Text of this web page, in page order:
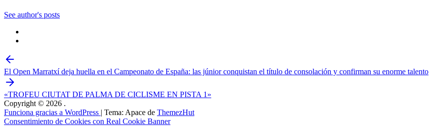
See author's posts
El Open Marratxí deja huella en el Campeonato de España: las júnior conquistan el título de consolación y confirman su enorme talento
«TROFEU CIUTAT DE PALMA DE CICLISME EN PISTA 1»
Copyright © 2026 .
Funciona gracias a WordPress | Tema: Apace de ThemezHut
Consentimiento de Cookies con Real Cookie Banner